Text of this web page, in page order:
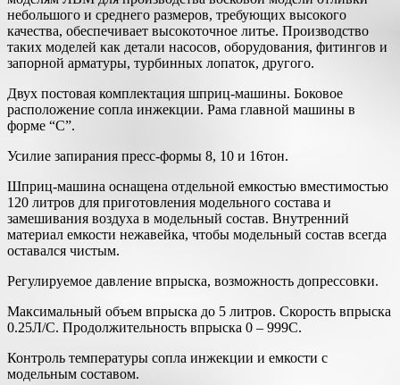
небольшого и среднего размеров, требующих высокого
качества, обеспечивает высокоточное литье. Производство
таких моделей как детали насосов, оборудования, фитингов и
запорной арматуры, турбинных лопаток, другого.
Двух постовая комплектация шприц-машины. Боковое
расположение сопла инжекции. Рама главной машины в
форме “С”.
Усилие запирания пресс-формы 8, 10 и 16тон.
Шприц-машина оснащена отдельной емкостью вместимостью
120 литров для приготовления модельного состава и
замешивания воздуха в модельный состав. Внутренний
материал емкости нежавейка, чтобы модельный состав всегда
оставался чистым.
Регулируемое давление впрыска, возможность допрессовки.
Максимальный объем впрыска до 5 литров. Скорость впрыска
0.25Л/С. Продолжительность впрыска 0 – 999С.
Контроль температуры сопла инжекции и емкости с
модельным составом.